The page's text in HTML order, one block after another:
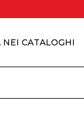
NEI CATALOGHI